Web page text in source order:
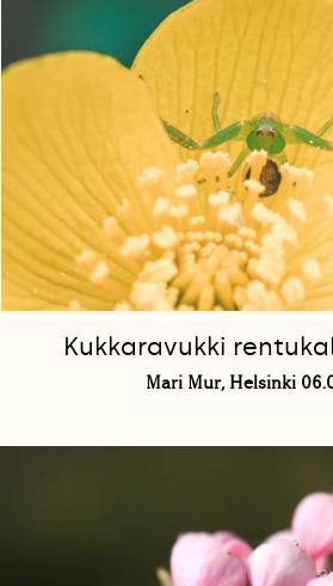
Kukkaravukki
Mari Mur, Helsinki